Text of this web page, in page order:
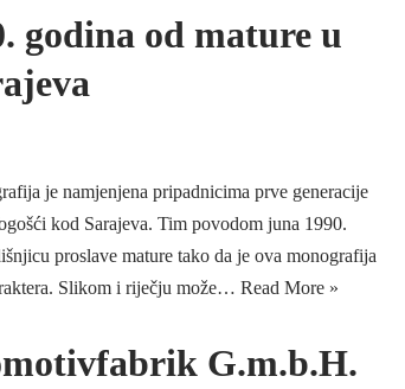
godina od mature u
je namjenjena pripadnicima prve generacije
kod Sarajeva. Tim povodom juna 1990.
proslave mature tako da je ova monografija
Slikom i riječju može… Read More »
G.m.b.H.